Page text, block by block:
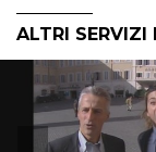
ALTRI SERVIZI